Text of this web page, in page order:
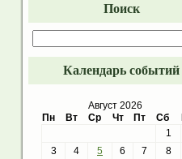
Поиск
Календарь событий
Август 2026
Пн
Вт Ср Чт Пт Сб
1
3
4 5 6 7 8